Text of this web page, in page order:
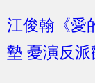
江俊翰《愛
墊 憂演反